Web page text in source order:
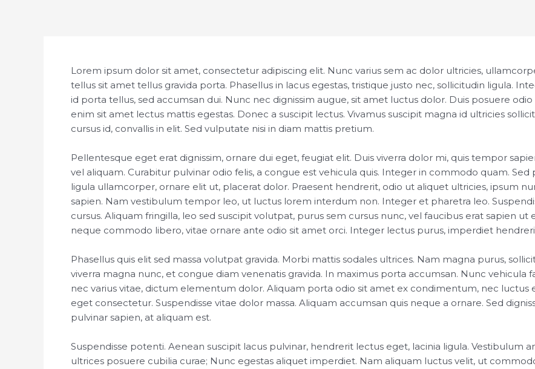
Lorem ipsum dolor sit amet, consectetur adipiscing elit. Nunc varius sem ac dolor ultricies,
tellus sit amet tellus gravida porta. Phasellus in lacus egestas, tristique justo nec, sollicitudin ligula.
id porta tellus, sed accumsan dui. Nunc nec dignissim augue, sit amet luctus dolor. Duis posuere
enim sit amet lectus mattis egestas. Donec a suscipit lectus. Vivamus suscipit magna id ultricies
cursus id, convallis in elit. Sed vulputate nisi in diam mattis pretium.
Pellentesque eget erat dignissim, ornare dui eget, feugiat elit. Duis viverra dolor mi, quis tempor
vel aliquam. Curabitur pulvinar odio felis, a congue est vehicula quis. Integer in commodo quam. Sed
ligula ullamcorper, ornare elit ut, placerat dolor. Praesent hendrerit, odio ut aliquet ultricies, ipsum
sapien. Nam vestibulum tempor leo, ut luctus lorem interdum non. Integer et pharetra leo.
cursus. Aliquam fringilla, leo sed suscipit volutpat, purus sem cursus nunc, vel faucibus erat sapien ut
neque commodo libero, vitae ornare ante odio sit amet orci. Integer lectus purus, imperdiet
Phasellus quis elit sed massa volutpat gravida. Morbi mattis sodales ultrices. Nam magna purus,
viverra magna nunc, et congue diam venenatis gravida. In maximus porta accumsan. Nunc vehicula
nec varius vitae, dictum elementum dolor. Aliquam porta odio sit amet ex condimentum, nec
eget consectetur. Suspendisse vitae dolor massa. Aliquam accumsan quis neque a ornare. Sed
pulvinar sapien, at aliquam est.
Suspendisse potenti. Aenean suscipit lacus pulvinar, hendrerit lectus eget, lacinia ligula. Vestibulum
ultrices posuere cubilia curae; Nunc egestas aliquet imperdiet. Nam aliquam luctus velit, ut